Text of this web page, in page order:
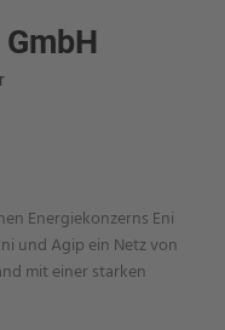
Energiekonzerns Eni
und Agip ein Netz von
mit einer starken